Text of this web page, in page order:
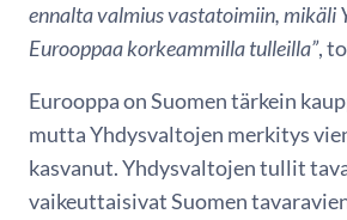
ennalta valmius vastatoimiin, mikäli
Eurooppaa korkeammilla tulleilla”,
Eurooppa on Suomen tärkein
mutta Yhdysvaltojen merkitys
kasvanut. Yhdysvaltojen tullit
vaikeuttaisivat Suomen